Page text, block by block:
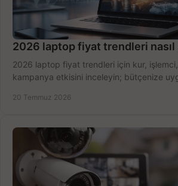
2026 laptop fiyat trendleri
2026 laptop fiyat trendleri için kur,
kampanya etkisini inceleyin; bütçenize
20 Temmuz 2026